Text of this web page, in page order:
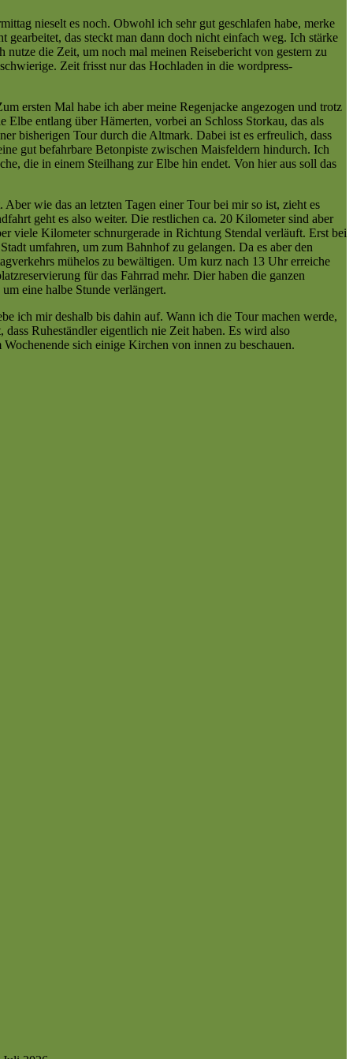
nieselt es noch. Obwohl ich sehr gut geschlafen habe, merke
das steckt man dann doch nicht einfach weg. Ich stärke
die Zeit, um noch mal meinen Reisebericht von gestern zu
Zeit frisst nur das Hochladen in die wordpress-
ersten Mal habe ich aber meine Regenjacke angezogen und trotz
entlang über Hämerten, vorbei an Schloss Storkau, das als
bisherigen Tour durch die Altmark. Dabei ist es erfreulich, dass
gut befahrbare Betonpiste zwischen Maisfeldern hindurch. Ich
die in einem Steilhang zur Elbe hin endet. Von hier aus soll das
wie das an letzten Tagen einer Tour bei mir so ist, zieht es
geht es also weiter. Die restlichen ca. 20 Kilometer sind aber
viele Kilometer schnurgerade in Richtung Stendal verläuft. Erst bei
umfahren, um zum Bahnhof zu gelangen. Da es aber den
mühelos zu bewältigen. Um kurz nach 13 Uhr erreiche
für das Fahrrad mehr. Dier haben die ganzen
eine halbe Stunde verlängert.
ich mir deshalb bis dahin auf. Wann ich die Tour machen werde,
dass Ruheständler eigentlich nie Zeit haben. Es wird also
sich einige Kirchen von innen zu beschauen.